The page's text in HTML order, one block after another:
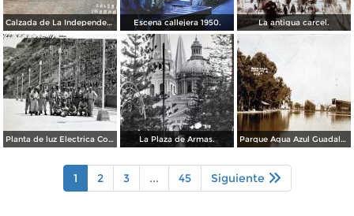
Calzada de La Independencia Guadalajara, Jalisco. ( Circulada el 10 de Febrero de 1931 ). Escena callejera 1950. La antigua carcel.
Planta de luz Electrica Colimilla. ( Fechada el 1 de Octubre de 1950 ). La Plaza de Armas. Parque Agua Azul Guadalajara, Jalisco.
1 2 3 ... 45 Siguiente